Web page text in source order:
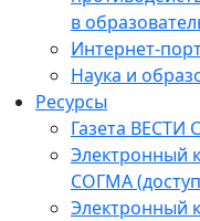
в
Интернет-
Наука и
Ресурсы
Газета ВЕСТИ
Электронный
СОГМА
Электронный